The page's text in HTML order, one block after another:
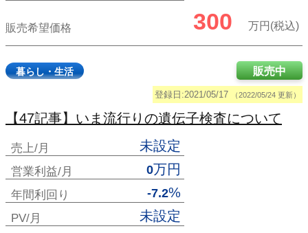
販売希望価格 300 万円(税込)
暮らし・生活
登録日:2021/05/17 （2022/05/24 更新）
販売中
【47記事】いま流行りの遺伝子検査について
売上/月 未設定
営業利益/月 0万円
年間利回り -7.2%
PV/月 未設定